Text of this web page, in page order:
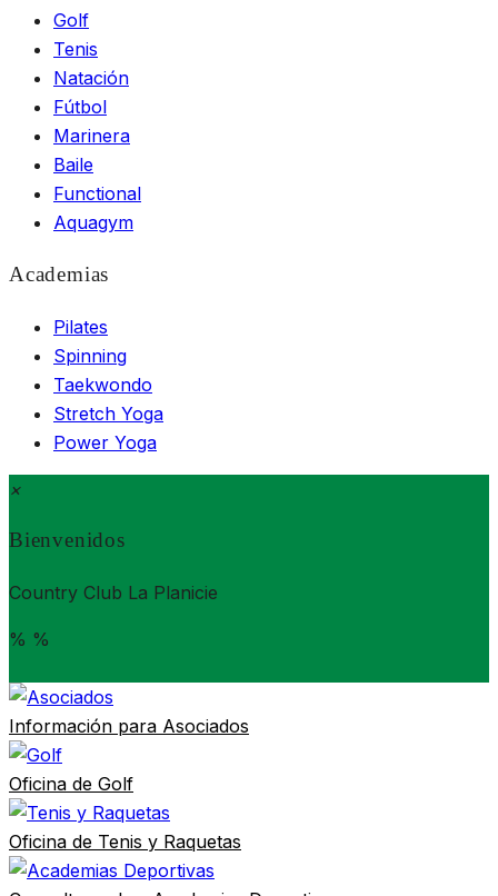
Golf
Tenis
Natación
Fútbol
Marinera
Baile
Functional
Aquagym
Academias
Pilates
Spinning
Taekwondo
Stretch Yoga
Power Yoga
×
Bienvenidos
Country Club La Planicie
% %
Información para Asociados
Oficina de Golf
Oficina de Tenis y Raquetas